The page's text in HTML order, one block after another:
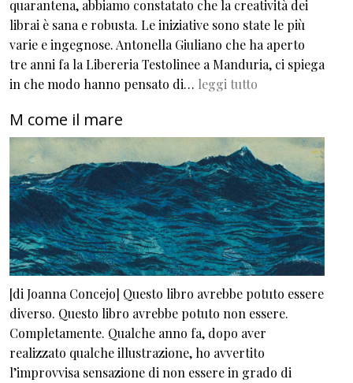
quarantena, abbiamo constatato che la creatività dei
librai è sana e robusta. Le iniziative sono state le più
varie e ingegnose. Antonella Giuliano che ha aperto
tre anni fa la Libereria Testolinee a Manduria, ci spiega
in che modo hanno pensato di… leggi tutto
M come il mare
[di Joanna Concejo] Questo libro avrebbe potuto essere
diverso. Questo libro avrebbe potuto non essere.
Completamente. Qualche anno fa, dopo aver
realizzato qualche illustrazione, ho avvertito
l’improvvisa sensazione di non essere in grado di